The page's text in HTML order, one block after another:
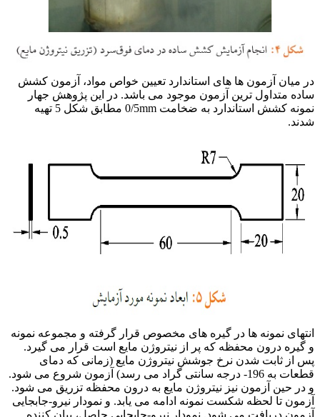
در میان آزمون ها های استاندارد تعیین خواص مواد، آزمون کشش
ساده متداول ترین آزمون موجود می باشد. در این پژوهش جهار
نمونه کشش استاندارد به ضخامت 0/5mm مطابق شکل 5 تهیه
شدند.
انتهای نمونه ها در گیره های مخصوص قرار گرفته و مجموعه نمونه
و گیره درون محفظه که پر از نیتروژن مایع است قرار می گیرد.
پس از ثابت شدن نرخ جوشش نیتروژن مایع (زمانی که دمای
قطعات به 196- درجه سانتی گراد می رسد) آزمون شروع می شود.
و در حین آزمون نیز نیتروژن مایع به درون محفظه تزریق می شود.
آزمون تا لحظه شکست نمونه ادامه می یابد. و نمودار نیرو-جابجایی